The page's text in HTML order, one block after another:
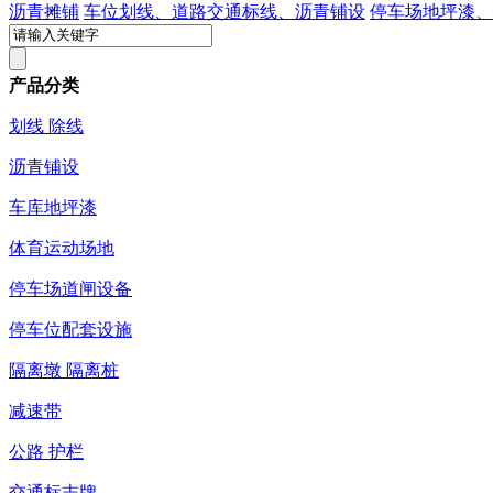
沥青摊铺 车位划线、道路交通标线、沥青铺设 停车场地坪漆
产品分类
划线 除线
沥青铺设
车库地坪漆
体育运动场地
停车场道闸设备
停车位配套设施
隔离墩 隔离桩
减速带
公路 护栏